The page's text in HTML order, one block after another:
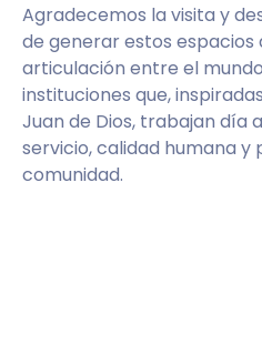
Agradecemos la visita y
de generar estos
articulación entre el
instituciones que,
Juan de Dios, trabajan día
servicio, calidad humana y
comunidad.